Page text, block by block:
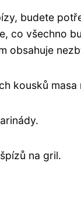
budete
co všechno
obsahuje
kousků masa
na gril.